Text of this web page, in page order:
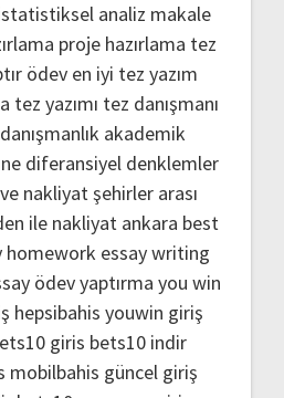
analiz makale
proje hazırlama tez
ödev en iyi tez yazım
tez yazımı tez danışmanı
akademik
diferansiyel denklemler
nakliyatşehirler arası
ile nakliyat ankara best
homework essay writing
ödev yaptırma you win
hepsibahis youwin giriş
giris bets10 indir
mobilbahis güncel giriş